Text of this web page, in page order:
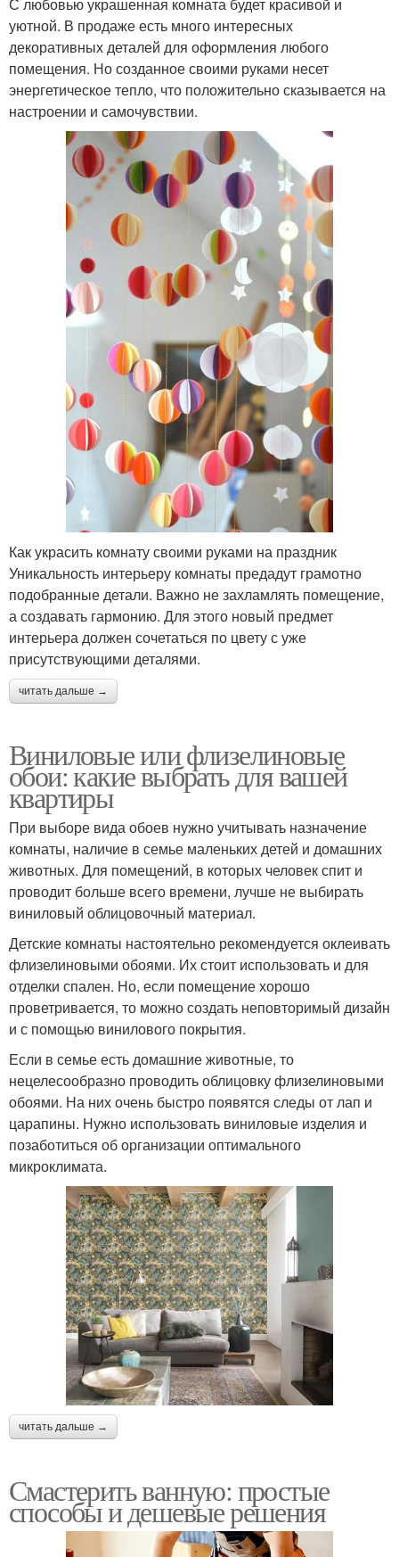
уютной. В продаже есть много интересных
декоративных деталей для оформления любого
помещения. Но созданное своими руками несет
энергетическое тепло, что положительно сказывается на
настроении и самочувствии.
Как украсить комнату своими руками на праздник
Уникальность интерьеру комнаты предадут грамотно
подобранные детали. Важно не захламлять помещение,
а создавать гармонию. Для этого новый предмет
интерьера должен сочетаться по цвету с уже
присутствующими деталями.
читать дальше →
Виниловые или флизелиновые
обои: какие выбрать для вашей
квартиры
При выборе вида обоев нужно учитывать назначение
комнаты, наличие в семье маленьких детей и домашних
животных. Для помещений, в которых человек спит и
проводит больше всего времени, лучше не выбирать
виниловый облицовочный материал.
Детские комнаты настоятельно рекомендуется оклеивать
флизелиновыми обоями. Их стоит использовать и для
отделки спален. Но, если помещение хорошо
проветривается, то можно создать неповторимый дизайн
и с помощью винилового покрытия.
Если в семье есть домашние животные, то
нецелесообразно проводить облицовку флизелиновыми
обоями. На них очень быстро появятся следы от лап и
царапины. Нужно использовать виниловые изделия и
позаботиться об организации оптимального
микроклимата.
читать дальше →
Смастерить ванную: простые
способы и дешевые решения